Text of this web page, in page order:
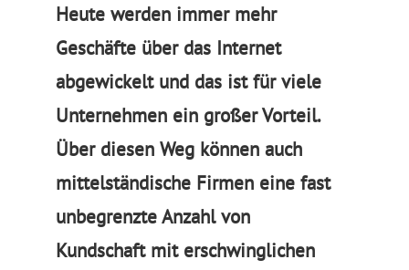
Heute werden immer mehr
Geschäfte über das Internet
abgewickelt und das ist für viele
Unternehmen ein großer Vorteil.
Über diesen Weg können auch
mittelständische Firmen eine fast
unbegrenzte Anzahl von
Kundschaft mit erschwinglichen